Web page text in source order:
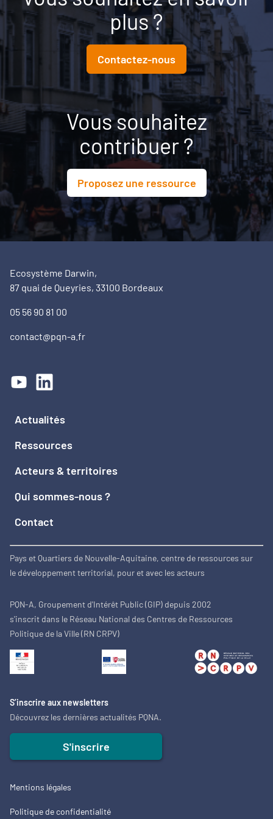
plus ?
Contactez-nous
Vous souhaitez
contribuer ?
Proposez une ressource
Ecosystème Darwin,
87 quai de Queyries, 33100 Bordeaux
05 56 90 81 00
contact@pqn-a.fr
Actualités
Ressources
Acteurs & territoires
Qui sommes-nous ?
Contact
Pays et Quartiers de Nouvelle-Aquitaine, centre de ressources sur
le développement territorial, pour et avec les acteurs
PQN-A, Groupement d'Intérêt Public (GIP) depuis 2002
s'inscrit dans le Réseau National des Centres de Ressources
Politique de la Ville (RN CRPV)
S’inscrire aux newsletters
Découvrez les dernières actualités PQNA.
S'inscrire
Mentions légales
Politique de confidentialité